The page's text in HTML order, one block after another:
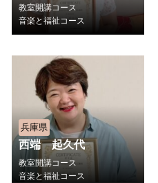
教室開講コース
音楽と福祉コース
兵庫県
西端 起久代
教室開講コース
音楽と福祉コース